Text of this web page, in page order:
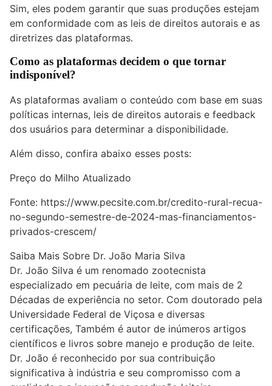
Sim, eles podem garantir que suas produções estejam
em conformidade com as leis de direitos autorais e as
diretrizes das plataformas.
Como as plataformas decidem o que tornar
indisponível?
As plataformas avaliam o conteúdo com base em suas
políticas internas, leis de direitos autorais e feedback
dos usuários para determinar a disponibilidade.
Além disso, confira abaixo esses posts:
Preço do Milho Atualizado
Fonte: https://www.pecsite.com.br/credito-rural-recua-
no-segundo-semestre-de-2024-mas-financiamentos-
privados-crescem/
Saiba Mais Sobre Dr. João Maria Silva
Dr. João Silva é um renomado zootecnista
especializado em pecuária de leite, com mais de 2
Décadas de experiência no setor. Com doutorado pela
Universidade Federal de Viçosa e diversas
certificações, Também é autor de inúmeros artigos
científicos e livros sobre manejo e produção de leite.
Dr. João é reconhecido por sua contribuição
significativa à indústria e seu compromisso com a